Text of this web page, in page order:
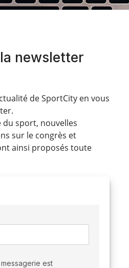
newsletter
de SportCity en vous
du sport, nouvelles
sur le congrès et
ainsi proposés toute
est